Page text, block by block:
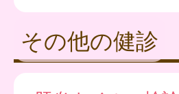
その他の健診